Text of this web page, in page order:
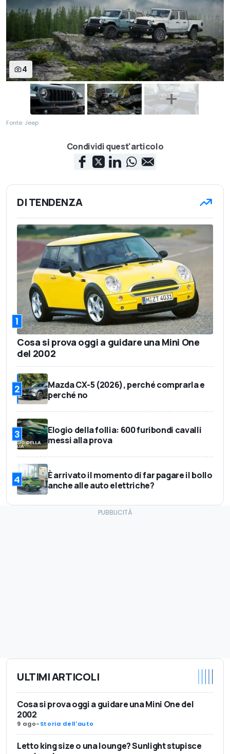
4
Fonte: Jeep
Condividi quest'articolo
DI TENDENZA
1
Cosa si prova oggi a guidare una Mini One
del 2002
2
Mazda CX-5 (2026), perché comprarla e
perché no
3
Elogio della follia: 600 furibondi cavalli
messi alla prova
4
È arrivato il momento di far pagare il bollo
anche alle auto elettriche?
ULTIMI ARTICOLI
Cosa si prova oggi a guidare una Mini One del
2002
9 ago-Storia dell'auto
Letto king size o una lounge? Sunlight stupisce